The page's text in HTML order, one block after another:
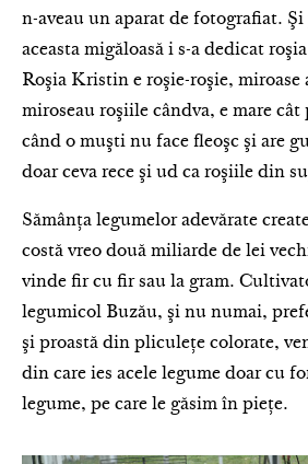
n-aveau un aparat de fotografiat.
aceasta migăloasă i s-a dedicat
Roşia Kristin e roşie-roşie, miroase
miroseau roşiile cândva, e mare
când o muşti nu face fleoşc şi are
doar ceva rece şi ud ca roşiile din
Sămânţa legumelor adevărate
costă vreo două miliarde de lei
vinde fir cu fir sau la gram.
legumicol Buzău, şi nu numai,
şi proastă din pliculeţe colorate,
din care ies acele legume doar cu
legume, pe care le găsim în pieţe.